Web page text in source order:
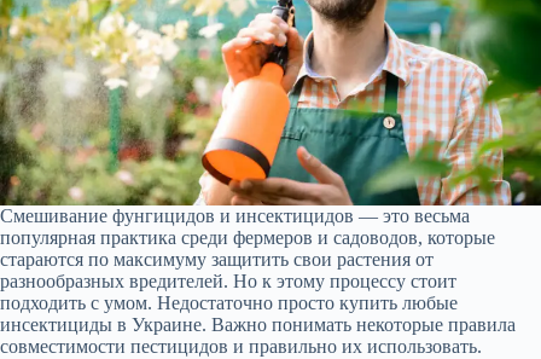
Смешивание фунгицидов и инсектицидов — это весьма
популярная практика среди фермеров и садоводов, которые
стараются по максимуму защитить свои растения от
разнообразных вредителей. Но к этому процессу стоит
подходить с умом. Недостаточно просто купить любые
инсектициды в Украине. Важно понимать некоторые правила
совместимости пестицидов и правильно их использовать.